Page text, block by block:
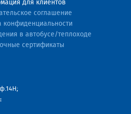
для клиентов
соглашение
конфиденциальности
в автобусе/теплоходе
сертификаты